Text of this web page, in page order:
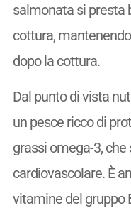
salmonata si presta
cottura,
dopo la cottura.
Dal punto di vista
un pesce ricco di
grassi omega-3,
cardiovascolare. È
vitamine del gruppo